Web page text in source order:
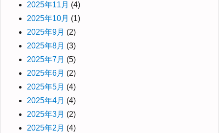
2025年11月 (4)
2025年10月 (1)
2025年9月 (2)
2025年8月 (3)
2025年7月 (5)
2025年6月 (2)
2025年5月 (4)
2025年4月 (4)
2025年3月 (2)
2025年2月 (4)